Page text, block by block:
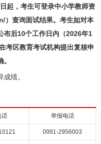
起，考生可登录中小学教师资
查询面试结果。考生如对本
布后10个工作日内（2026年1
考区教育考试机构提出复核申
绩。
话 举报电话
0991-2956003